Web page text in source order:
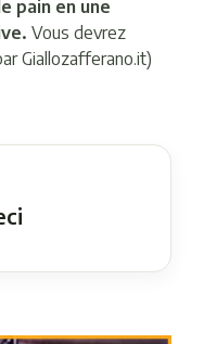
pain en une
Vous devrez
Giallozafferano.it)